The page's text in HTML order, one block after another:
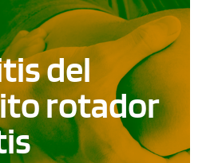
del
rotador